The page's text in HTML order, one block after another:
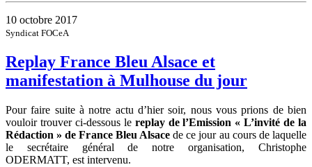
10 octobre 2017
Syndicat FOCeA
Replay France Bleu Alsace et
manifestation à Mulhouse du jour
Pour faire suite à notre actu d’hier soir, nous vous prions de bien
vouloir trouver ci-dessous lereplay de l’Emission « L’invité de la
Rédaction » de France Bleu Alsacede ce jour au cours de laquelle
le secrétaire général de notre organisation, Christophe
ODERMATT, est intervenu.